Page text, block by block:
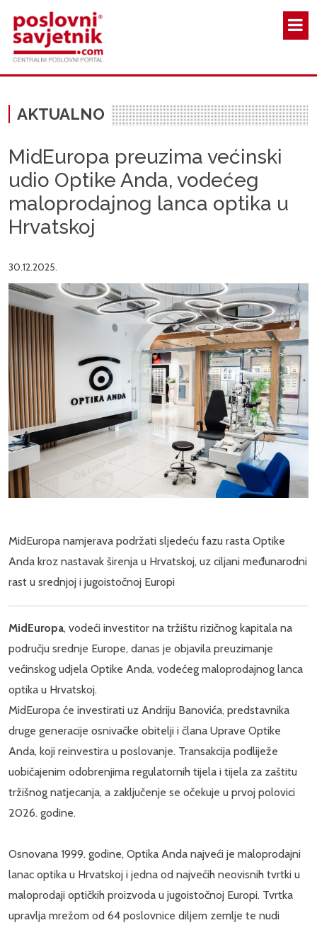
AKTUALNO
MidEuropa preuzima većinski
udio Optike Anda, vodećeg
maloprodajnog lanca optika u
Hrvatskoj
30.12.2025.
MidEuropa namjerava podržati sljedeću fazu rasta Optike
Anda kroz nastavak širenja u Hrvatskoj, uz ciljani međunarodni
rast u srednjoj i jugoistočnoj Europi
MidEuropa, vodeći investitor na tržištu rizičnog kapitala na
području srednje Europe, danas je objavila preuzimanje
većinskog udjela Optike Anda, vodećeg maloprodajnog lanca
optika u Hrvatskoj.
MidEuropa će investirati uz Andriju Banovića, predstavnika
druge generacije osnivačke obitelji i člana Uprave Optike
Anda, koji reinvestira u poslovanje. Transakcija podliježe
uobičajenim odobrenjima regulatornih tijela i tijela za zaštitu
tržišnog natjecanja, a zaključenje se očekuje u prvoj polovici
2026. godine.
Osnovana 1999. godine, Optika Anda najveći je maloprodajni
lanac optika u Hrvatskoj i jedna od najvećih neovisnih tvrtki u
maloprodaji optičkih proizvoda u jugoistočnoj Europi. Tvrtka
upravlja mrežom od 64 poslovnice diljem zemlje te nudi